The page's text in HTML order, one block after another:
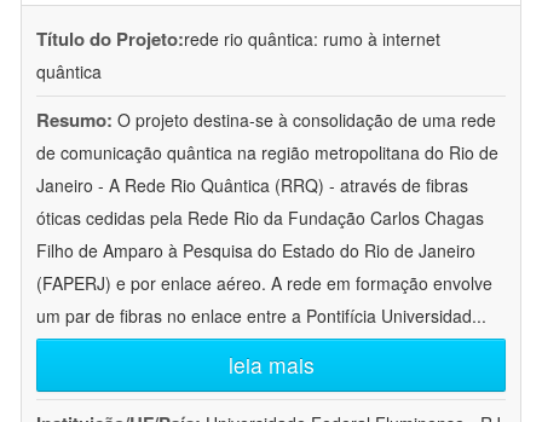
Título do Projeto:rede rio quântica: rumo à internet
quântica
Resumo: O projeto destina-se à consolidação de uma rede
de comunicação quântica na região metropolitana do Rio de
Janeiro - A Rede Rio Quântica (RRQ) - através de fibras
óticas cedidas pela Rede Rio da Fundação Carlos Chagas
Filho de Amparo à Pesquisa do Estado do Rio de Janeiro
(FAPERJ) e por enlace aéreo. A rede em formação envolve
um par de fibras no enlace entre a Pontifícia Universidad...
leia mais